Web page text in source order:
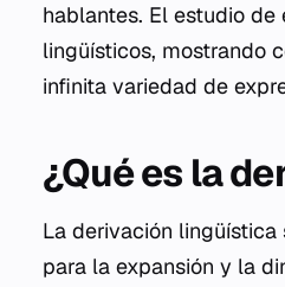
hablantes. El estudio
lingüísticos, mostrando
infinita variedad de
¿Qué es la
La derivación
para la expansión y la